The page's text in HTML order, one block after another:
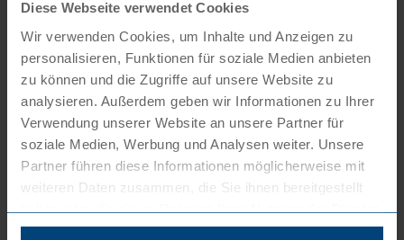
Diese Webseite verwendet Cookies
Wir verwenden Cookies, um Inhalte und Anzeigen zu
personalisieren, Funktionen für soziale Medien anbieten
zu können und die Zugriffe auf unsere Website zu
analysieren. Außerdem geben wir Informationen zu Ihrer
Verwendung unserer Website an unsere Partner für
soziale Medien, Werbung und Analysen weiter. Unsere
Partner führen diese Informationen möglicherweise mit
weiteren Daten zusammen, die Sie ihnen bereitgestellt
haben oder die sie im Rahmen Ihrer Nutzung der Dienste
gesammelt haben. Sie können der Verwendung von
Anpassungen in den Arbeitsverträgen und der
Arbeitszeit vorgenommen werden.
b. Vorsorglich Kalkulation der Lohnkosten
Unternehmen sollten die Auswirkungen der
Mindestlohnerhöhung auf ihreLohnkosten
kalkulieren. Dies umfasst sowohl die direkten
durch Sozialversicherungsbeiträge. Szenarien wie